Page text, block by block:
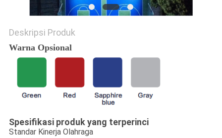
Deskripsi Produk
Warna Opsional
Spesifikasi produk yang terperinci
Standar Kinerja Olahraga